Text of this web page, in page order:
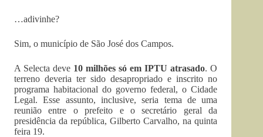
…adivinhe?
Sim, o município de São José dos Campos.
A Selecta deve 10 milhões só em IPTU atrasado. O
terreno deveria ter sido desapropriado e inscrito no
programa habitacional do governo federal, o Cidade
Legal. Esse assunto, inclusive, seria tema de uma
reunião entre o prefeito e o secretário geral da
presidência da república, Gilberto Carvalho, na quinta
feira 19.